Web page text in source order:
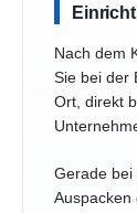
Nach dem
Sie bei der
Ort, direkt
Gerade bei
Auspacken